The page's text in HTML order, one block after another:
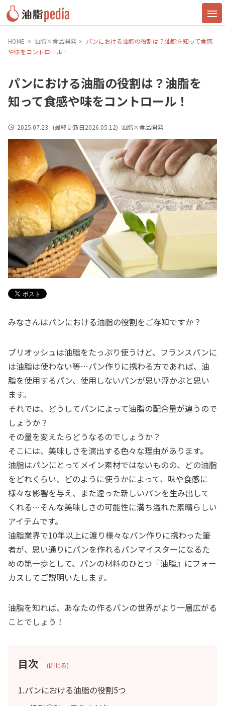
HOME 油脂×食品開発
パンにおける油脂の役割は？油脂を知って食感
や味をコントロール！
パンにおける油脂の役割は？油脂を
知って食感や味をコントロール！
2025.07.23 (最終更新日2026.05.12) 油脂×食品開発
みなさんはパンにおける油脂の役割をご存知ですか？
ブリオッシュは油脂をたっぷり使うけど、 フランスパンに
は油脂は使わない等…パン作りに携わる方であれば、油
脂を使用するパン、使用しないパンが思い浮かぶと思い
ます。
それでは、どうしてパンによって油脂の配合量が違うので
しょうか？
その量を変えたらどうなるのでしょうか？
そこには、美味しさを演出する色々な理由があります。
油脂はパンにとってメイン素材ではないものの、どの油脂
をどれくらい、どのように使うかによって、味や食感に
様々な影響を与え、また違った新しいパンを生み出して
くれる…そんな美味しさの可能性に満ち溢れた素晴らしい
アイテムです。
油脂業界で10年以上に渡り様々なパン作りに携わった筆
者が、思い通りにパンを作れるパンマイスターになるた
めの第一歩として、パンの材料のひとつ 『油脂』にフォー
カスしてご説明いたします。
油脂を知れば、あなたの作るパンの世界がより一層広がる
ことでしょう！
目次 (閉じる)
1.パンにおける油脂の役割5つ